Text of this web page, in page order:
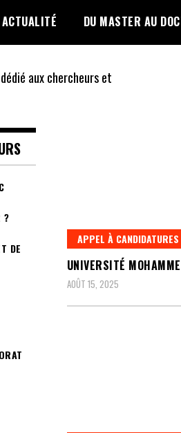
ACTUALITÉ DU MASTER AU
–
APPEL À CANDIDATURES
UNIVERSITÉ
AOÛT 15, 2025
?
DE